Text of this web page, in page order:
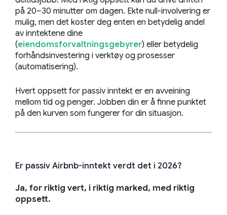
på 20–30 minutter om dagen. Ekte null-involvering er
mulig, men det koster deg enten en betydelig andel
av inntektene dine
(eiendomsforvaltningsgebyrer) eller betydelig
forhåndsinvestering i verktøy og prosesser
(automatisering).
Hvert oppsett for passiv inntekt er en avveining
mellom tid og penger. Jobben din er å finne punktet
på den kurven som fungerer for din situasjon.
Er passiv Airbnb-inntekt verdt det i 2026?
Ja, for riktig vert, i riktig marked, med riktig
oppsett.